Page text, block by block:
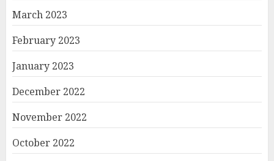
March 2023
February 2023
January 2023
December 2022
November 2022
October 2022